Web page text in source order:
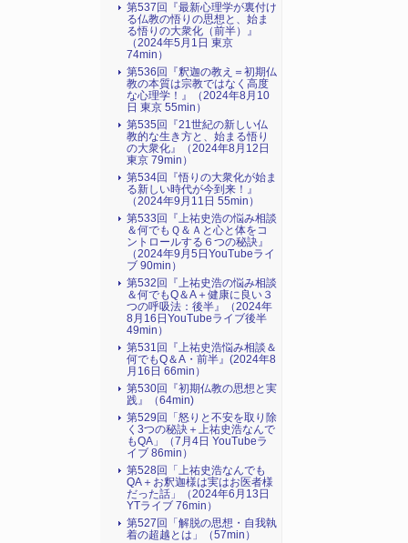
第537回『最新心理学が裏付け
る仏教の悟りの思想と、始ま
る悟りの大衆化（前半）』
（2024年5月1日 東京
74min）
第536回『釈迦の教え＝初期仏
教の本質は宗教ではなく高度
な心理学！』（2024年8月10
日 東京 55min）
第535回『21世紀の新しい仏
教的な生き方と、始まる悟り
の大衆化』（2024年8月12日
東京 79min）
第534回『悟りの大衆化が始ま
る新しい時代が今到来！』
（2024年9月11日 55min）
第533回『上祐史浩の悩み相談
＆何でもＱ＆Ａと心と体をコ
ントロールする６つの秘訣』
（2024年9月5日YouTubeライ
ブ 90min）
第532回『上祐史浩の悩み相談
＆何でもQ＆A＋健康に良い３
つの呼吸法：後半』（2024年
8月16日YouTubeライブ後半
49min）
第531回『上祐史浩悩み相談＆
何でもQ＆A・前半』(2024年8
月16日 66min）
第530回『初期仏教の思想と実
践』（64min)
第529回「怒りと不安を取り除
く3つの秘訣＋上祐史浩なんで
もQA」（7月4日 YouTubeラ
イブ 86min）
第528回「上祐史浩なんでも
QA＋お釈迦様は実はお医者様
だった話」（2024年6月13日
YTライブ 76min）
第527回「解脱の思想・自我執
着の超越とは」（57min）